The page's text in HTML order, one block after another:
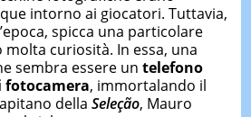
intorno ai giocatori. Tuttavia,
spicca una particolare
curiosità. In essa, una
sembra essere un telefono
fotocamera, immortalando il
della Seleção, Mauro